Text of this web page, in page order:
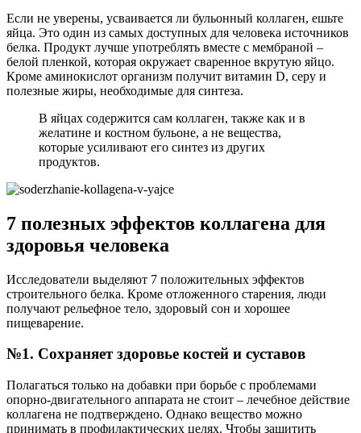
Если не уверены, усваивается ли бульонный коллаген, ешьте
яйца. Это один из самых доступных для человека источников
белка. Продукт лучше употреблять вместе с мембраной –
белой пленкой, которая окружает сваренное вкрутую яйцо.
Кроме аминокислот организм получит витамин D, серу и
полезные жиры, необходимые для синтеза.
В яйцах содержится сам коллаген, также как и в
желатине и костном бульоне, а не вещества,
которые усиливают его синтез из других
продуктов.
7 полезных эффектов коллагена для
здоровья человека
Исследователи выделяют 7 положительных эффектов
строительного белка. Кроме отложенного старения, люди
получают рельефное тело, здоровый сон и хорошее
пищеварение.
№1. Сохраняет здоровье костей и суставов
Полагаться только на добавки при борьбе с проблемами
опорно-двигательного аппарата не стоит – лечебное действие
коллагена не подтверждено. Однако вещество можно
принимать в профилактических целях. Чтобы защитить